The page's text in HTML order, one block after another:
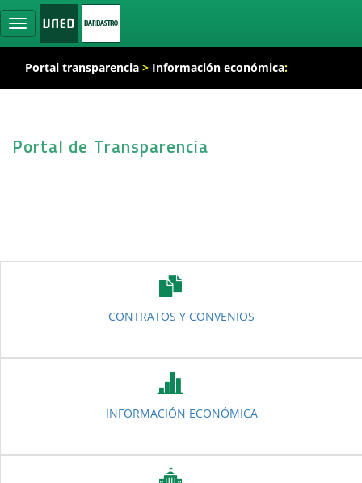
Ocultar
navegación
Portal transparencia > Información económica:
Portal de Transparencia
CONTRATOS Y CONVENIOS
INFORMACIÓN ECONÓMICA